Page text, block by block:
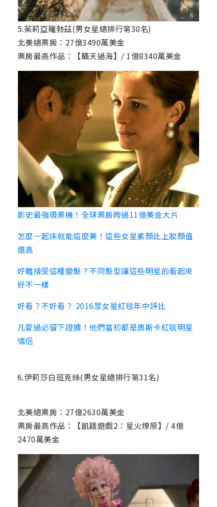
5.茱莉亞羅勃茲(男女星總排行第30名)
北美總票房：27億3490萬美金
票房最高作品：【瞞天過海】/ 1億8340萬美金
影史最強吸票機！全球票房跨過11億美金大片
怎麼一起床就能這麼美！這些女星素顏比上妝顏值
還高
好難接受這種變髮？不同髮型讓這些明星的看起來
好不一樣
好看？不好看？ 2016眾女星紅毯年中評比
凡愛過必留下證據！他們當初都是奧斯卡紅毯明星
情侶
6.伊莉莎白班克絲(男女星總排行第31名)
北美總票房：27億2630萬美金
票房最高作品：【飢餓遊戲2：星火燎原】/ 4億
2470萬美金